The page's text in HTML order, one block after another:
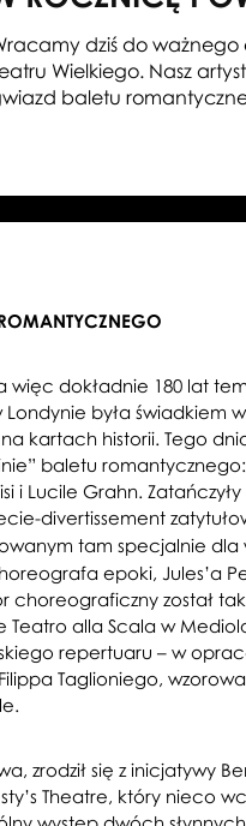
dziś do ważnego
Wielkiego. Nasz
baletu
więc dokładnie 180 lat
Londynie była świadkiem
na kartach historii. Tego
baletu
i Lucile Grahn.
divertissement
tam specjalnie
epoki, Jules’a
choreograficzny został
Teatro alla Scala w
repertuaru – w
Taglioniego,
zrodził się z inicjatywy
Theatre, który nieco